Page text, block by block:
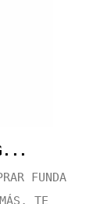
FUNDA
TE